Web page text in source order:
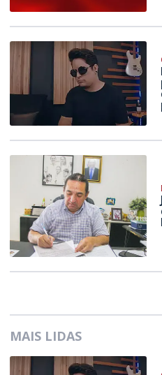
MAIS LIDAS